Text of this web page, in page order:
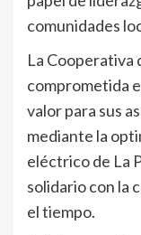
comunidades
La Cooperativa
comprometida
valor para sus
mediante la
eléctrico de La
solidario con la
el tiempo.